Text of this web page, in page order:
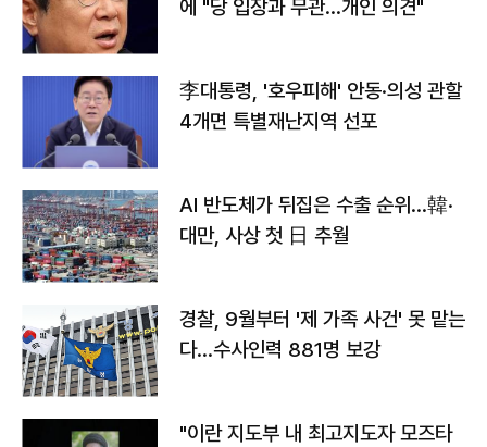
에 "당 입장과 무관…개인 의견"
李대통령, '호우피해' 안동·의성 관할
4개면 특별재난지역 선포
AI 반도체가 뒤집은 수출 순위…韓·
대만, 사상 첫 日 추월
경찰, 9월부터 '제 가족 사건' 못 맡는
다…수사인력 881명 보강
"이란 지도부 내 최고지도자 모즈타